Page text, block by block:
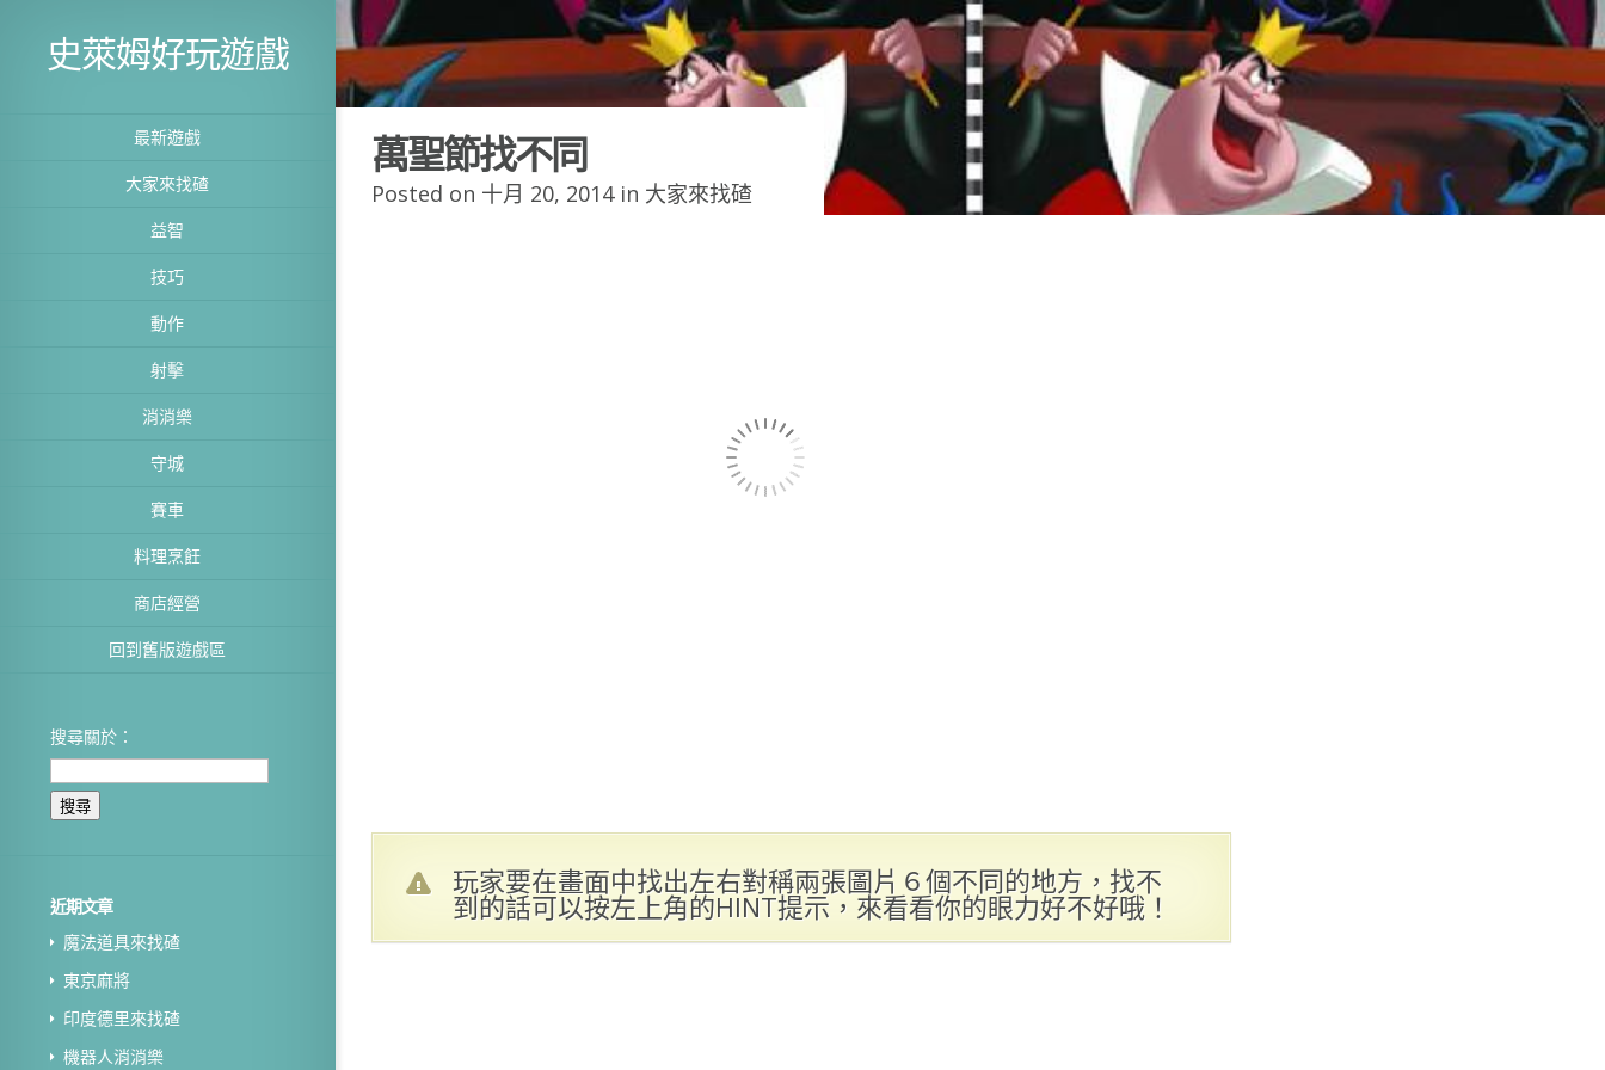
史萊姆好玩遊戲
最新遊戲
大家來找碴
益智
技巧
動作
射擊
消消樂
守城
賽車
料理烹飪
商店經營
回到舊版遊戲區
搜尋關於：
近期文章
魔法道具來找碴
東京麻將
印度德里來找碴
機器人消消樂
萬聖節找不同
Posted on 十月 20, 2014 in 大家來找碴
玩家要在畫面中找出左右對稱兩張圖片６個不同的地方，找不
到的話可以按左上角的HINT提示，來看看你的眼力好不好哦！